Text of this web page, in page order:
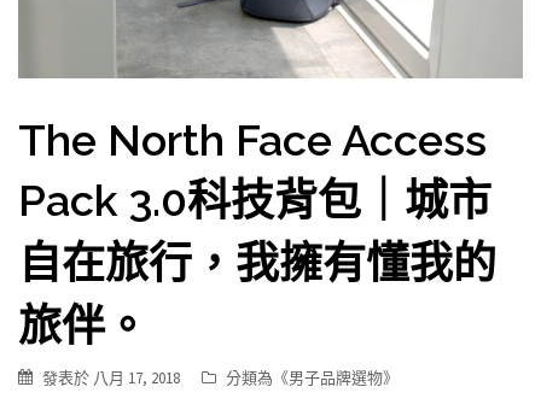
The North Face Access
Pack 3.0科技背包｜城市
自在旅行，我擁有懂我的
旅伴。
發表於 八月 17, 2018 分類為《男子品牌選物》